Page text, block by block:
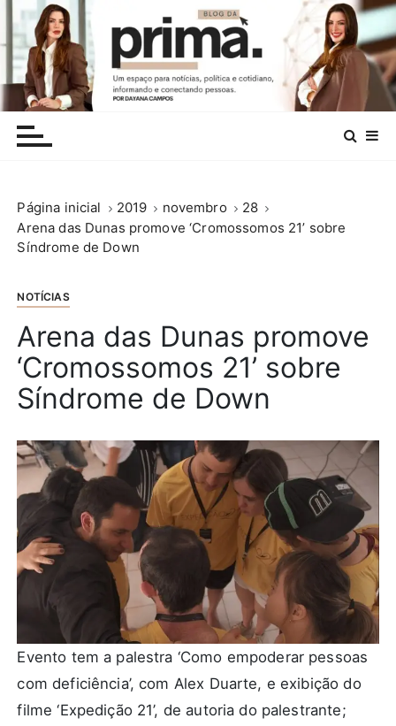
Página inicial 2019 novembro
28
Arena das Dunas promove ‘Cromossomos 21’ sobre
Síndrome de Down
NOTÍCIAS
Arena das Dunas promove
‘Cromossomos 21’ sobre
Síndrome de Down
Evento tem a palestra ‘Como empoderar pessoas
com deficiência’, com Alex Duarte, e exibição do
filme ‘Expedição 21’, de autoria do palestrante;